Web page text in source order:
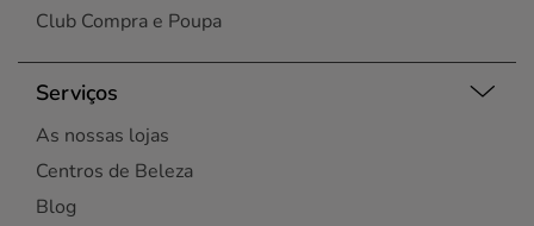
Club Compra e Poupa
Serviços
As nossas lojas
Centros de Beleza
Blog